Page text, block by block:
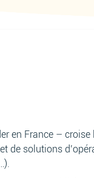
en France –
de solutions